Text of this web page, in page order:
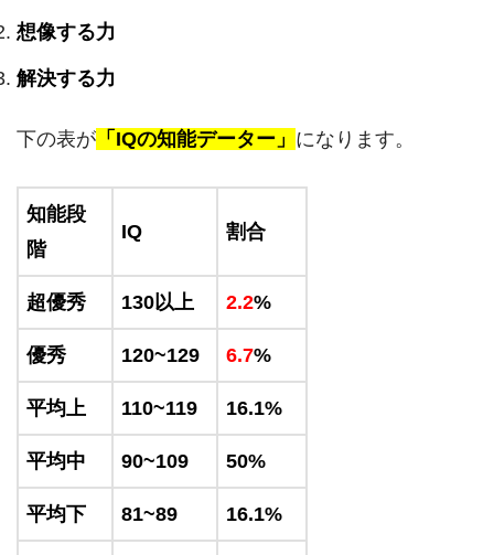
想像する力
解決する力
下の表が 「IQの知能データー」 になります。
知能段
階
IQ 割合
超優秀 130以上 2.2%
優秀 120~129 6.7%
平均上 110~119 16.1%
平均中 90~109 50%
平均下 81~89 16.1%